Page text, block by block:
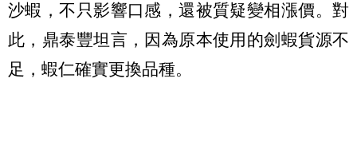
沙蝦，不只影響口感，還被質疑變相漲價。對
此，鼎泰豐坦言，因為原本使用的劍蝦貨源不
足，蝦仁確實更換品種。